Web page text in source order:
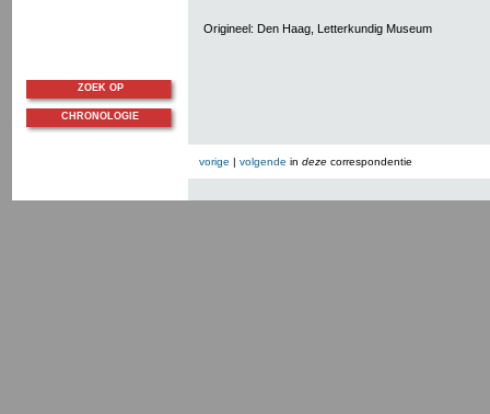
Origineel: Den Haag, Letterkundig Museum
vorige | volgende in deze correspondentie
ZOEK OP
CHRONOLOGIE